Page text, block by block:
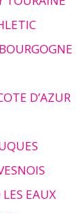
D’AZUR
EAUX